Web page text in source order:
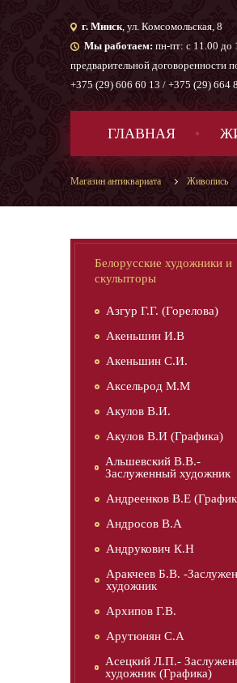
г. Минск , ул. Комсомольская, 8
Мы работаем: пн-пт: с 11.00 до
предварительной договоренности
+375 (29) 606 60 13 / +375 (29) 664
ГЛАВНАЯ
Магазин антиквариата Живопись
Белорусские художники и
скульпторы
Азгур Г.Г. (Горелова)
Акеньшин И.В
Акеньшин С.И.
Аксельрод М.М
Акулов В.И.
Акулов В.И (Графика)
Альшевский В.В.-
Заслуженный художник
Андреенков В.Е
Андросов В.А
Андрукович К.Н
Аракчеев Б.В. -
художник
Архипов Г.В.
Арутюнян С.А
Асецкий Л.П.-
художник (Графика)